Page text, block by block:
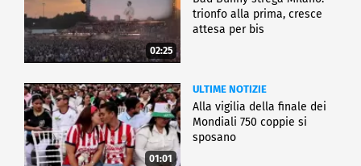
02:25
trionfo alla prima, cresce
attesa per bis
01:01
ULTIME NOTIZIE
Alla vigilia della finale dei
Mondiali 750 coppie si
sposano